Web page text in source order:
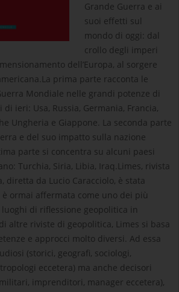
Grande Guerra e ai
suoi effetti sul
mondo di oggi: dal
crollo degli imperi
dell’Europa, al sorgere
prima parte racconta le
Mondiale nelle grandi potenze di
ieri: Usa, Russia, Germania, Francia,
Ungheria e Giappone. La seconda parte
e del suo impatto sulla nazione
parte si concentra su alcuni paesi
Turchia, Siria, Libia, Iraq.Limes, rivista
diretta da Lucio Caracciolo, è stata
ormai affermata come uno dei più
di riflessione geopolitica in
altre riviste di geopolitica, Limes si basa
e approcci molto diversi. Ad essa
(storici, geografi, sociologi,
eccetera) ma anche decisori
imprenditori, manager eccetera),